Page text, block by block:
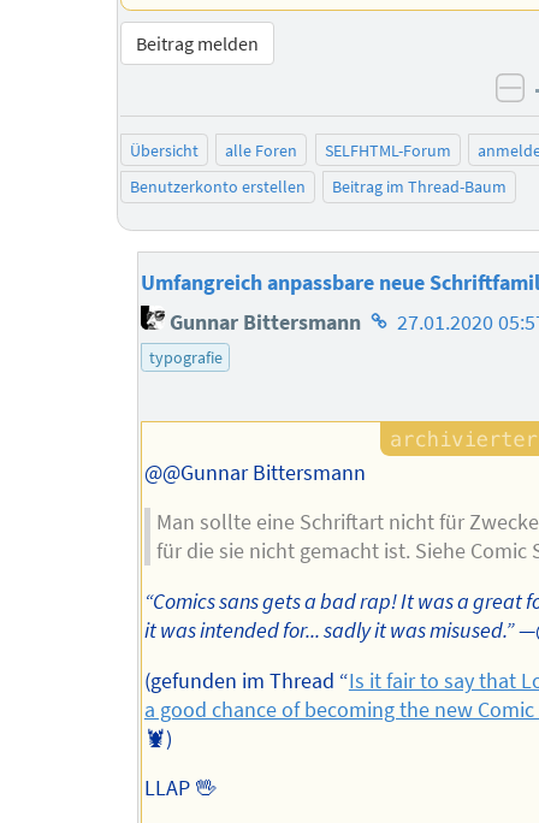
Beitrag melden
Übersicht alle Foren SELFHTML-Forum
Benutzerkonto erstellen
Beitrag im Thread-Baum
Umfangreich anpassbare neue
Gunnar Bittersmann Homepage
27.01.2020
typografie
@@Gunnar Bittersmann
Man sollte eine Schriftart nicht für
für die sie nicht gemacht ist. Siehe Comic
“Comics sans gets a bad rap! It was a great
it was intended for... sadly it was misused.”
(gefunden im Thread “Is it fair to say that
a good chance of becoming the new
🦞)
LLAP 🖖